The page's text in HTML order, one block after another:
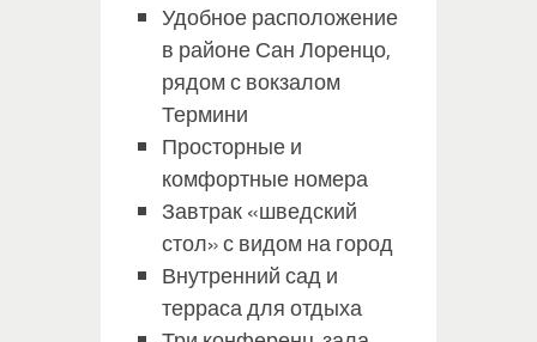
Удобное расположение
в районе Сан Лоренцо,
рядом с вокзалом
Термини
Просторные и
комфортные номера
Завтрак «шведский
стол» с видом на город
Внутренний сад и
терраса для отдыха